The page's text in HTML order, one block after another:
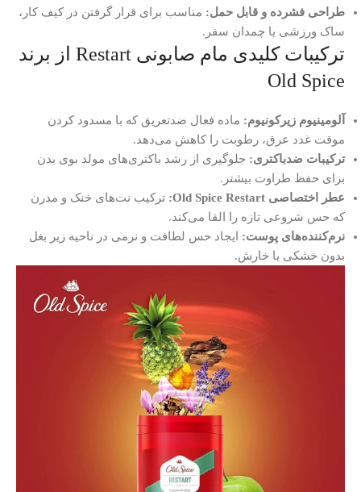
طراحی فشرده و قابل حمل: مناسب برای قرار گرفتن در کیف کار،
ساک ورزشی یا چمدان سفر.
ترکیبات کلیدی مام صابونی Restart از برند
Old Spice
آلومینیوم زیرکونیوم: ماده فعال ضدتعریق که با مسدود کردن
موقت غدد عرق، رطوبت را کاهش می‌دهد.
ترکیبات ضدباکتری: جلوگیری از رشد باکتری‌های مولد بوی بدن
برای حفظ طراوت بیشتر.
عطر اختصاصی Old Spice Restart:
ترکیب نت‌های خنک و مدرن
که حس شروعی تازه را القا می‌کند.
نرم‌کننده‌های پوست: ایجاد حس لطافت و نرمی در ناحیه زیر بغل
بدون خشکی یا خارش.